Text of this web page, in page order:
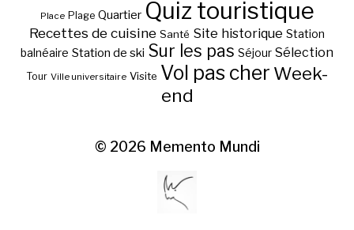
Place Plage Quartier Quiz touristique
Recettes de cuisine Santé Site historique Station
balnéaire Station de ski Sur les pas Séjour Sélection
Tour Ville universitaire Visite Vol pas cher Week-
end
© 2026 Memento Mundi